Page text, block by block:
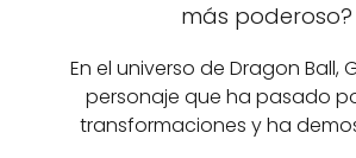
más poderoso?
En el universo de Dragon Ball,
personaje que ha pasado
transformaciones y ha